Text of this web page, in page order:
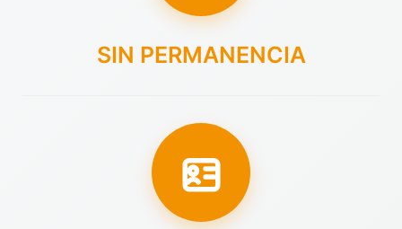
SIN PERMANENCIA